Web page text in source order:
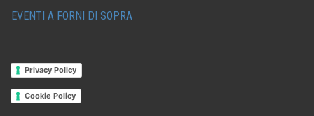
EVENTI A FORNI DI SOPRA
Privacy Policy
Cookie Policy